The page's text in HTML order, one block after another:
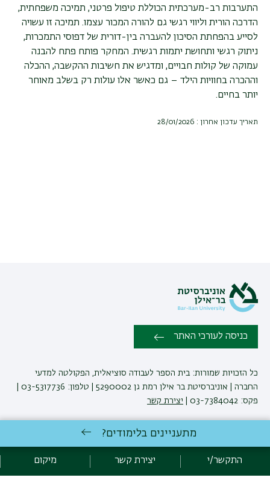
התערבות רב-מערכתית הכוללת טיפול פרטני, תמיכה משפחתית,
הדרכה הורית וליווי רגשי גם להורה המכור עצמו. תמיכה זו עשויה
לסייע בהפחתת הסיכון להעברה בין-דורית של דפוסי התמכרות,
ניתוק רגשי ותחושת יתמות רגשית. המחקר פותח פתח להבנה
עמוקה של קולות חבויים, ומדגיש את חשיבות ההקשבה, ההכלה
וההכרה בחוויות הילד – גם כאשר אלו עולות רק בשלב מאוחר
יותר בחיים.
תאריך עדכון אחרון : 28/01/2026
כניסה לעורכי האתר
כל הזכויות שמורות: בית הספר לעבודה סוציאלית, הפקולטה למדעי
פקס: 03-7384042 |
יצירת קשר
לימודי עבודה סוציאלית באוניברסיטת בר-אילן
הצהרת נגישות
מדיניות פרטיות
מתעניינים בלימודים?
התקשר/י יצירת קשר מיקום